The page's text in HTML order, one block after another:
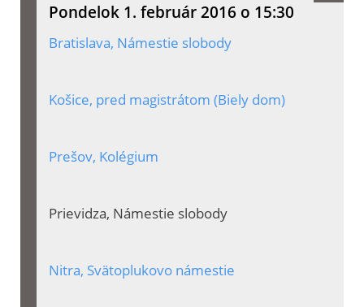
Pondelok 1. február 2016 o 15:30
Bratislava, Námestie slobody
Košice, pred magistrátom (Biely dom)
Prešov, Kolégium
Prievidza, Námestie slobody
Nitra, Svätoplukovo námestie